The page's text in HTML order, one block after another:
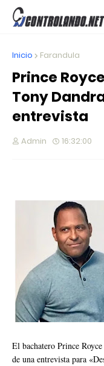
Inicio Farandula
Prince
Tony
entrevista
Admin 16:32:00
El bachatero Prince
de una entrevista para